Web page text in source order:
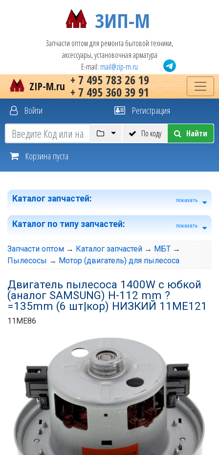
ЗИП-М
Запчасти оптом для ремонта бытовой техники,
аксессуары, установочная арматура
E-mail: mail@zip-m.ru
+ 7 495 783 26 19
+ 7 495 360 39 91
ZIP-M.ru
Войти Регистрация
По коду Найти
Корзина пуста
Каталог запчастей: показать
Каталог по типу запчастей: показать
Запчасти оптом → Каталог запчастей → МБТ →
Пылесосы → Мотор (двигатель) для пылесоса
Двигатель пылесоса 1400W с юбкой
(аналог SAMSUNG) H-112 mm ?
=135mm (6 шт|кор) НИЗКИЙ 11ME121
11ME86